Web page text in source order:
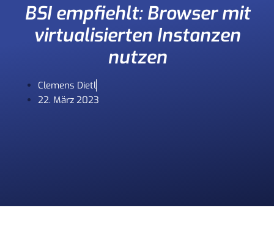
BSI empfiehlt: Browser mit
virtualisierten Instanzen
nutzen
Clemens Dietl
22. März 2023